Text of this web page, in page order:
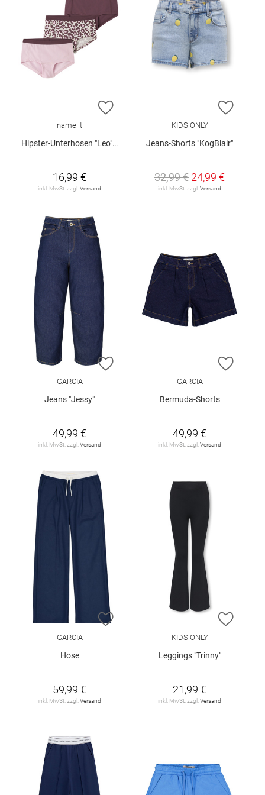
ZUR WUNSCHLISTE HINZUFÜGEN
name it
Hipster-Unterhosen "Leo", 3er-Pack
16,99 €
inkl. MwSt. zzgl. Versand
ZUR
KIDS ONLY
Jeans-Shorts "KogBlair"
32,99 € 24,99 €
inkl. MwSt. zzgl. Versand
ZUR WUNSCHLISTE HINZUFÜGEN
GARCIA
Jeans "Jessy"
49,99 €
inkl. MwSt. zzgl. Versand
ZUR
GARCIA
Bermuda-Shorts
49,99 €
inkl. MwSt. zzgl. Versand
ZUR WUNSCHLISTE HINZUFÜGEN
GARCIA
Hose
59,99 €
inkl. MwSt. zzgl. Versand
ZUR
KIDS ONLY
Leggings "Trinny"
21,99 €
inkl. MwSt. zzgl. Versand